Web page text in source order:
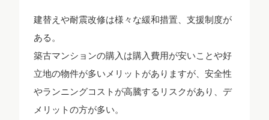
建替えや耐震改修は様々な緩和措置、支援制度が
ある。
築古マンションの購入は購入費用が安いことや好
立地の物件が多いメリットがありますが、安全性
やランニングコストが高騰するリスクがあり、デ
メリットの方が多い。